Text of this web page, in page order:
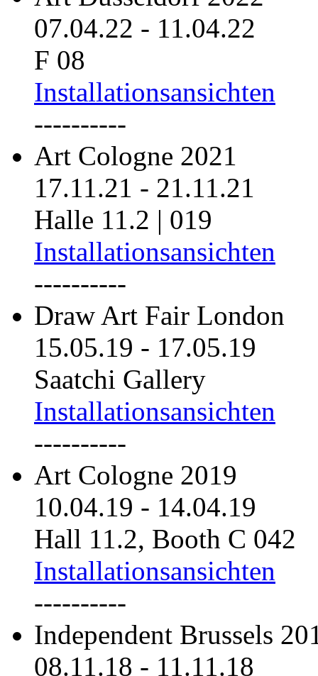
07.04.22 - 11.04.22
F 08
Installationsansichten
----------
Art Cologne 2021
17.11.21 - 21.11.21
Halle 11.2 | 019
Installationsansichten
----------
Draw Art Fair London
15.05.19 - 17.05.19
Saatchi Gallery
Installationsansichten
----------
Art Cologne 2019
10.04.19 - 14.04.19
Hall 11.2, Booth C 042
Installationsansichten
----------
Independent Brussels
08.11.18 - 11.11.18